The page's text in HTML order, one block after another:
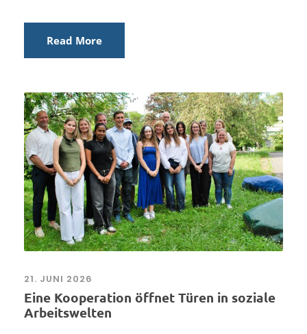
Read More
21. JUNI 2026
Eine Kooperation öffnet Türen in soziale
Arbeitswelten